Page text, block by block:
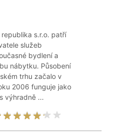
s.r.o. patří
služeb
bydlení a
nábytku. Působení
trhu začalo v
2006 funguje jako
výhradně ...